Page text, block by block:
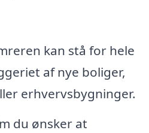
kan stå for hele
af nye boliger,
erhvervsbygninger.
du ønsker at